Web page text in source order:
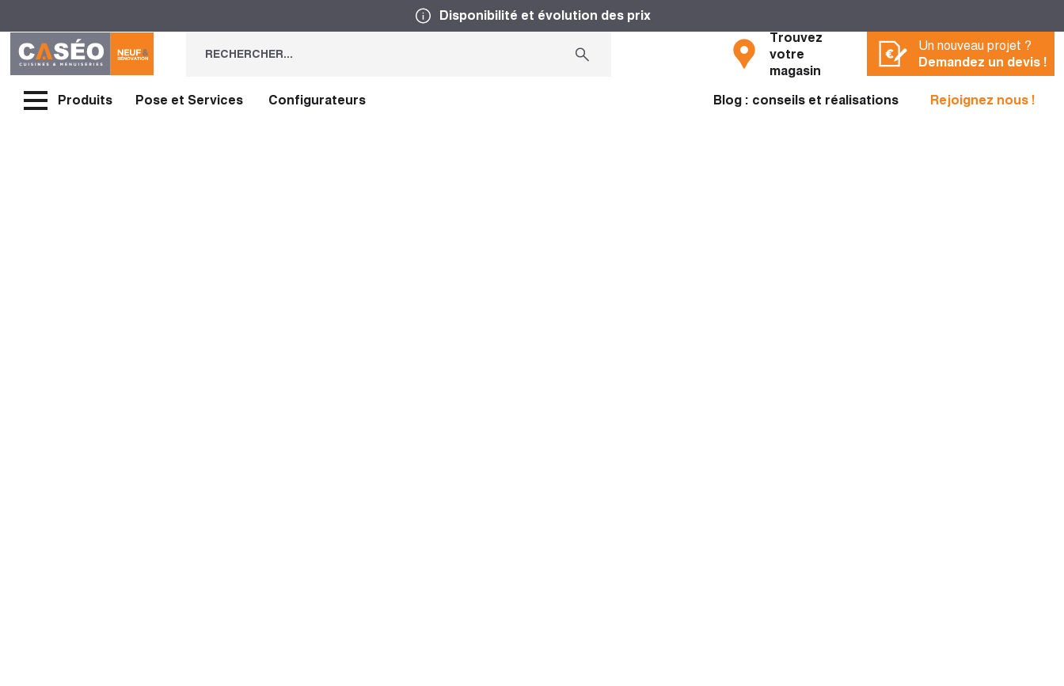
Disponibilité et évolution des prix
Trouvez
votre
magasin
Un nouveau projet ?
Demandez un devis !
Produits Pose et Services Configurateurs Blog : conseils et réalisations Rejoignez nous !